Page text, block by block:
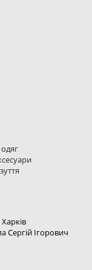
Харкiв
Сергій Ігорович